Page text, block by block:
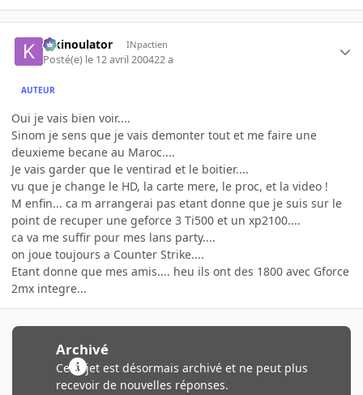
kikinoulator INpactien
Posté(e) le 12 avril 200422 a
AUTEUR
Oui je vais bien voir....
Sinom je sens que je vais demonter tout et me faire une
deuxieme becane au Maroc....
Je vais garder que le ventirad et le boitier....
vu que je change le HD, la carte mere, le proc, et la video !
M enfin... ca m arrangerai pas etant donne que je suis sur le
point de recuper une geforce 3 Ti500 et un xp2100....
ca va me suffir pour mes lans party....
on joue toujours a Counter Strike....
Etant donne que mes amis.... heu ils ont des 1800 avec Gforce
2mx integre...
Archivé
Ce sujet est désormais archivé et ne peut plus
recevoir de nouvelles réponses.